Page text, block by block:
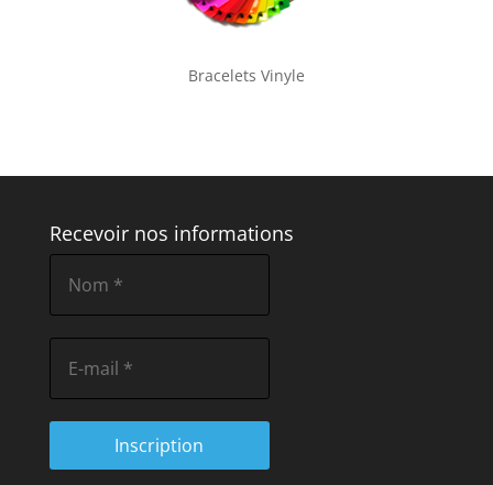
Bracelets Vinyle
Recevoir nos informations